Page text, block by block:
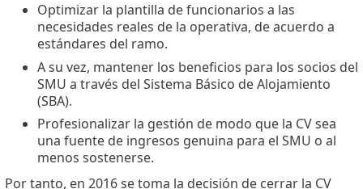
Optimizar la plantilla de funcionarios a las
necesidades reales de la operativa, de acuerdo a
estándares del ramo.
A su vez, mantener los beneficios para los socios del
SMU a través del Sistema Básico de Alojamiento
(SBA).
Profesionalizar la gestión de modo que la CV sea
una fuente de ingresos genuina para el SMU o al
menos sostenerse.
Por tanto, en 2016 se toma la decisión de cerrar la CV